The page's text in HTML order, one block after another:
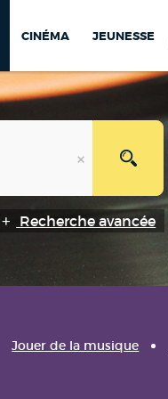
CINÉMA JEUNESSE
Recherche avancée
Jouer de la musique